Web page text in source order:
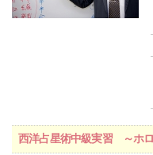
西洋占星術中級実習 ～ホ